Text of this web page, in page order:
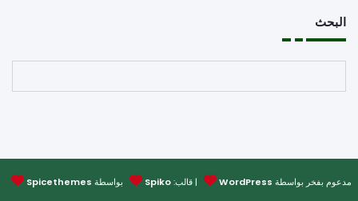
بفخر بواسطةWordPress | قالب:Spiko بواسطةSpicethemes